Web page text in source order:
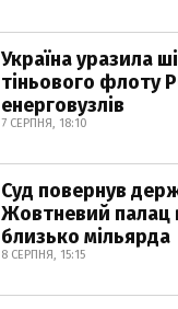
Україна уразила
тіньового флоту
енерговузлів
7 СЕРПНЯ, 18:10
Суд повернув
Жовтневий палац
близько мільярда
8 СЕРПНЯ, 15:15